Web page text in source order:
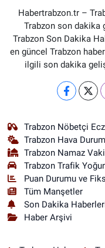
Habertrabzon.tr –
Trabzon son dakika
Trabzon Son Dakika
en güncel Trabzon
ilgili son dakika
Trabzon Nöbetçi
Trabzon Hava
Trabzon Namaz
Trabzon Trafik
Puan Durumu ve
Tüm Manşetler
Son Dakika
Haber Arşivi